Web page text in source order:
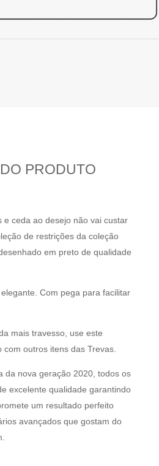
PRODUTO
e ceda ao desejo não vai custar
de restrições da coleção
em preto de qualidade
Com pega para facilitar
mais travesso, use este
outros itens das Trevas.
da nova geração 2020, todos os
excelente qualidade garantindo
um resultado perfeito
avançados que gostam do